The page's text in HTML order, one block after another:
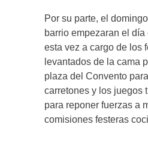
Por su parte, el
barrio empezaran el día
esta vez a cargo de los
levantados de la cama
plaza del Convento
carretones y los juegos
para reponer fuerzas a
comisiones festeras